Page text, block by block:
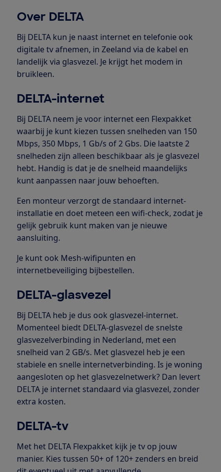
Over DELTA
Bij DELTA kun je naast internet en telefonie ook
digitale tv afnemen, in Zeeland via de kabel en
landelijk via glasvezel. Je krijgt het modem in
bruikleen.
DELTA-internet
Bij DELTA neem je voor internet een Flexpakket
waarbij je kunt kiezen tussen snelheden van 150
Mbps, 350 Mbps, 1 Gb/s of 2 Gbs. Die laatste 2
snelheden zijn alleen beschikbaar als je glasvezel
hebt. Handig is dat je de snelheid maandelijks
kunt aanpassen naar jouw behoeften.
Een monteur verzorgt de standaard internet-
installatie en doet meteen een wifi-check, zodat je
gelijk gebruik kunt maken van je nieuwe
aansluiting.
Je kunt ook Mesh-wifipunten en
internetbeveiliging bijbestellen.
DELTA-glasvezel
Bij DELTA heb je dus ook glasvezel-internet.
Momenteel biedt DELTA-glasvezel de snelste
glasvezelverbinding in Nederland, met een
snelheid van 2 GB/s. Met glasvezel heb je een
stabiele en snelle internetverbinding. Is je woning
aangesloten op het glasvezelnetwerk? Dan levert
DELTA je internet standaard via glasvezel, zonder
extra kosten.
DELTA-tv
Met het DELTA Flexpakket kijk je tv op jouw
manier. Kies tussen 50+ of 120+ zenders en breid